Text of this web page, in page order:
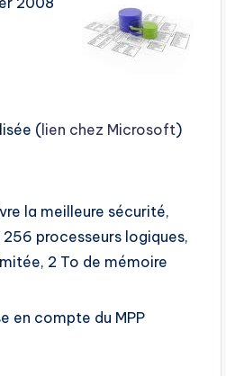
( lien chez Microsoft)
la meilleure sécurité,
processeurs logiques,
2 To de mémoire
en compte du MPP